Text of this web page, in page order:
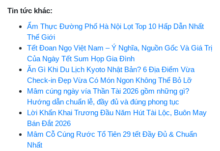
Tin tức khác:
Ẩm Thực Đường Phố Hà Nội Lọt Top 10 Hấp Dẫn Nhất
Thế Giới
Tết Đoan Ngọ Việt Nam – Ý Nghĩa, Nguồn Gốc Và Giá Trị
Của Ngày Tết Sum Họp Gia Đình
Ăn Gì Khi Du Lịch Kyoto Nhật Bản? 6 Địa Điểm Vừa
Check-in Đẹp Vừa Có Món Ngon Không Thể Bỏ Lỡ
Mâm cúng ngày vía Thần Tài 2026 gồm những gì?
Hướng dẫn chuẩn lễ, đầy đủ và đúng phong tục
Lời Khấn Khai Trương Đầu Năm Hút Tài Lộc, Buôn May
Bán Đắt 2026
Mâm Cỗ Cúng Rước Tổ Tiên 29 tết Đầy Đủ & Chuẩn
Nhất